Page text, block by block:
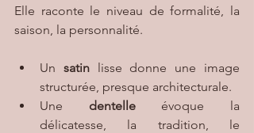
Elle raconte le niveau de formalité, la
saison, la personnalité.
Un satin lisse donne une image
structurée, presque architecturale.
Une dentelle évoque la
délicatesse, la tradition, le